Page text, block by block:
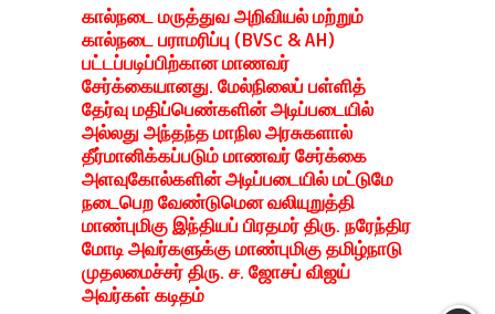
கால்நடை மருத்துவ அறிவியல் மற்றும்
கால்நடை பராமரிப்பு (BVSc & AH)
பட்டப்படிப்பிற்கான மாணவர்
சேர்க்கையானது. மேல்நிலைப் பள்ளித்
தேர்வு மதிப்பெண்களின் அடிப்படையில்
அல்லது அந்தந்த மாநில அரசுகளால்
தீர்மானிக்கப்படும் மாணவர் சேர்க்கை
அளவுகோல்களின் அடிப்படையில் மட்டுமே
நடைபெற வேண்டுமென வலியுறுத்தி
மாண்புமிகு இந்தியப் பிரதமர் திரு. நரேந்திர
மோடி அவர்களுக்கு மாண்புமிகு தமிழ்நாடு
முதலமைச்சர் திரு. ச. ஜோசப் விஜய்
அவர்கள் கடிதம்